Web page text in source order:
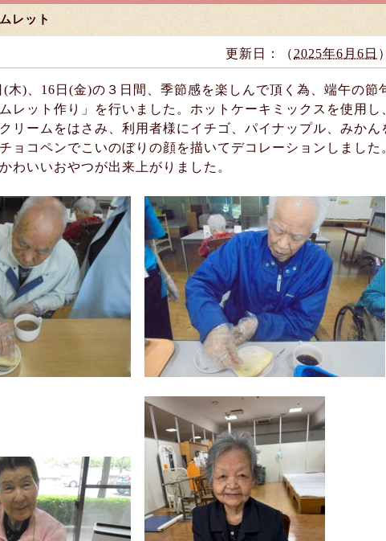
レット
更新日：（ 2025年6月6日
(木)、16日(金)の３日間、季節感を楽しんで頂く為、端午の節
レット作り」を行いました。ホットケーキミックスを使用し
リームをはさみ、利用者様にイチゴ、パイナップル、みかん
ョコペンでこいのぼりの顔を描いてデコレーションしました
わいいおやつが出来上がりました。